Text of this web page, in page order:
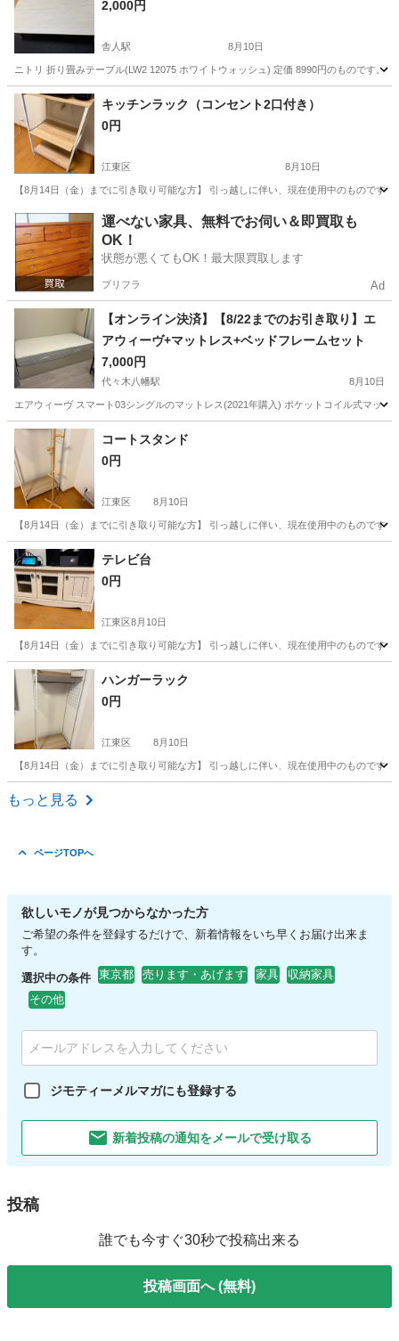
2,000円
舎人駅 8月10日
ニトリ 折り畳みテーブル(LW2 12075 ホワイトウォッシュ) 定価 8990円のものです。
東京 足立区 舎人駅 テーブル
キッチンラック（コンセント2口付き）
0円
江東区 8月10日
【8月14日（金）までに引き取り可能な方】 引っ越しに伴い、現在使用中のもので
東京 江東区 収納家具 ラック
運べない家具、無料でお伺い＆即買取も
OK！
状態が悪くてもOK！最大限買取します
プリフラ Ad
【オンライン決済】【8/22までのお引き取り】エ
アウィーヴ+マットレス+ベッドフレームセット
7,000円
代々木八幡駅 8月10日
エアウィーヴ スマート03シングルのマットレス(2021年購入) ポケットコイル式マッ
東京 渋谷区 代々木八幡駅
コートスタンド
0円
江東区 8月10日
【8月14日（金）までに引き取り可能な方】 引っ越しに伴い、現在使用中のもので
東京 江東区 ドレッサー
テレビ台
0円
江東区8月10日
【8月14日（金）までに引き取り可能な方】 引っ越しに伴い、現在使用中のもので
東京 江東区 収納家具 状態
ハンガーラック
0円
江東区 8月10日
【8月14日（金）までに引き取り可能な方】 引っ越しに伴い、現在使用中のもので
東京 江東区
もっと見る
ページTOPへ
欲しいモノが見つからなかった方
ご希望の条件を登録するだけで、新着情報をいち早くお届け出来ま
す。
選択中の条件 東京都 売ります・あげます 家具
収納家具
その他
ジモティーメルマガにも登録する
新着投稿の通知をメールで受け取る
投稿
誰でも今すぐ30秒で投稿出来る
投稿画面へ (無料)